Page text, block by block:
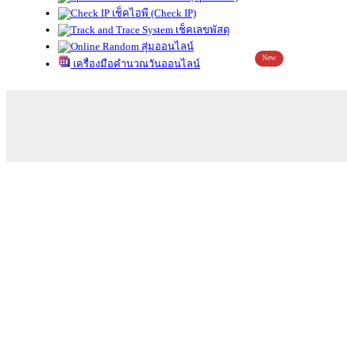
เช็คไอพี (Check IP)
เช็คเลขพัสดุ
สุ่มออนไลน์
เครื่องมือคำนวณวันออนไลน์
New